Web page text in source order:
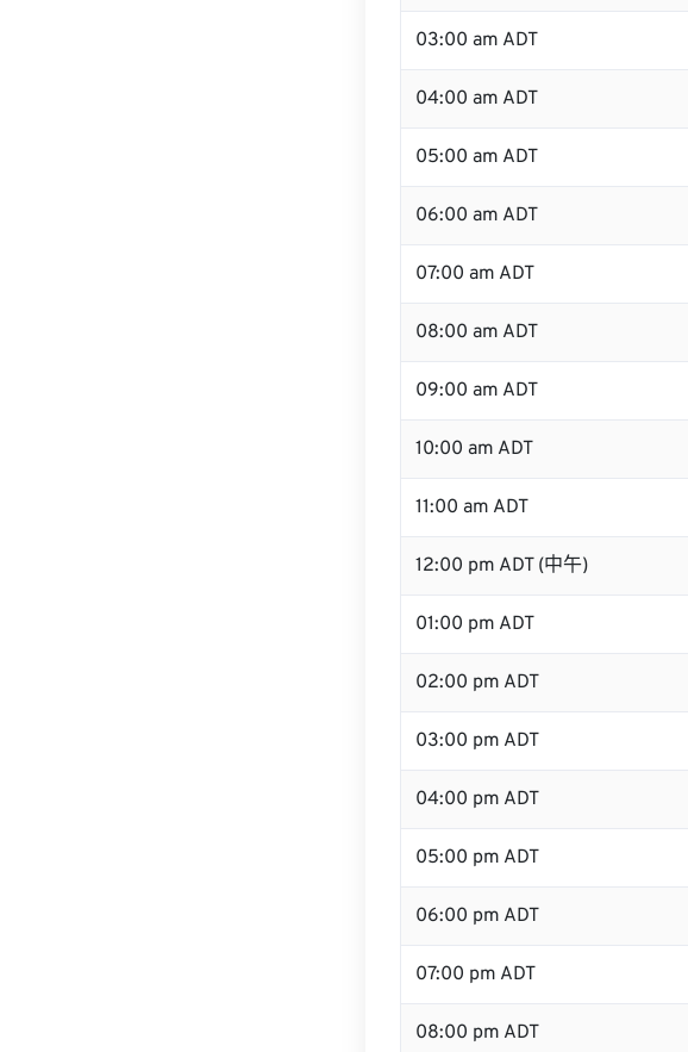
03:00 am ADT
04:00 am ADT
05:00 am ADT
06:00 am ADT
07:00 am ADT
08:00 am ADT
09:00 am ADT
10:00 am ADT
11:00 am ADT
12:00 pm ADT (中午)
01:00 pm ADT
02:00 pm ADT
03:00 pm ADT
04:00 pm ADT
05:00 pm ADT
06:00 pm ADT
07:00 pm ADT
08:00 pm ADT